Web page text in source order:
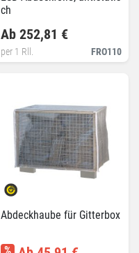
ch
FRO110
Ab 252,81 €
per 1 Rll.
Abdeckhaube für Gitterbox